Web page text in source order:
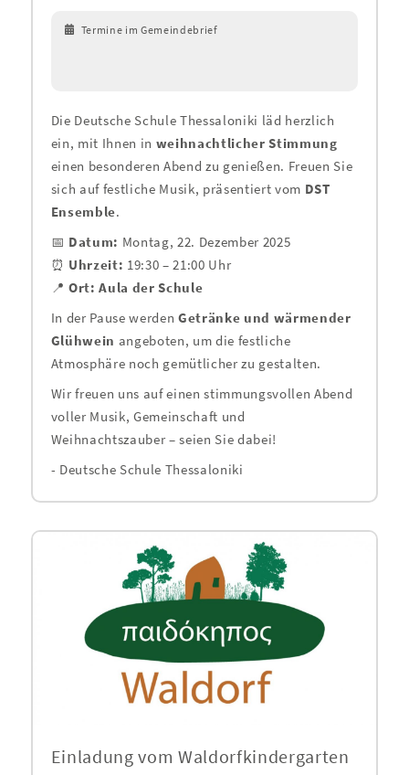
Termine im Gemeindebrief
Die Deutsche Schule Thessaloniki läd herzlich
ein, mit Ihnen in weihnachtlicher Stimmung
einen besonderen Abend zu genießen. Freuen Sie
sich auf festliche Musik, präsentiert vom DST
Ensemble.
📅 Datum: Montag, 22. Dezember 2025
⏰ Uhrzeit: 19:30 – 21:00 Uhr
📍 Ort: Aula der Schule
In der Pause werden Getränke und wärmender
Glühwein angeboten, um die festliche
Atmosphäre noch gemütlicher zu gestalten.
Wir freuen uns auf einen stimmungsvollen Abend
voller Musik, Gemeinschaft und
Weihnachtszauber – seien Sie dabei!
- Deutsche Schule Thessaloniki
Einladung vom Waldorfkindergarten